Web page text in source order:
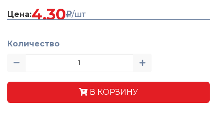
Цена:4.30 /шт
Количество
В КОРЗИНУ